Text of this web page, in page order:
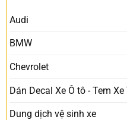
Audi
BMW
Chevrolet
Dán Decal Xe Ô tô - Tem
Dung dịch vệ sinh xe